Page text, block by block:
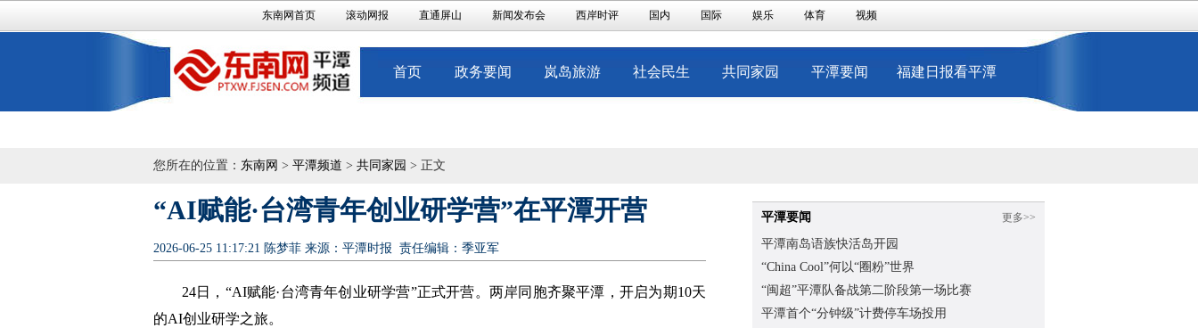
东南网首页 滚动网报 直通屏山 新闻发布会 西岸时评 国内 国际 娱乐 体育 视频
首页 政务要闻 岚岛旅游 社会民生 共同家园 平潭要闻 福建日报看平潭
您所在的位置： 东南网 > 平潭频道 > 共同家园 > 正文
“AI赋能·台湾青年创业研学营”在平潭开营
2026-06-25 11:17:21 陈梦菲 来源：平潭时报 责任编辑：季亚军
24日，“AI赋能·台湾青年创业研学营”正式开营。两岸同胞齐聚平潭，开启为期10天
的AI创业研学之旅。
更多>>
平潭要闻
平潭南岛语族快活岛开园
“China Cool”何以“圈粉”世界
“闽超”平潭队备战第二阶段第一场比赛
平潭首个“分钟级”计费停车场投用